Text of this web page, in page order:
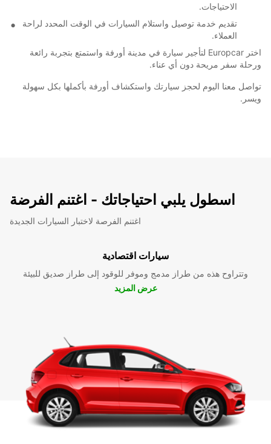
الاحتياجات.
تقديم خدمة توصيل واستلام السيارات في الوقت المحدد لراحة
العملاء.
اختر Europcar لتأجير سيارة في مدينة أورفة واستمتع بتجربة رائعة
ورحلة سفر مريحة دون أي عناء.
تواصل معنا اليوم لحجز سيارتك واستكشاف أورفة بأكملها بكل سهولة
ويسر.
اسطول يلبي احتياجاتك - اغتنم الفرضة
اغتنم الفرصة لاختبار السيارات الجديدة
سيارات اقتصادية
وتتراوح هذه من طراز مدمج وموفر للوقود إلى طراز صديق للبيئة
عرض المزيد